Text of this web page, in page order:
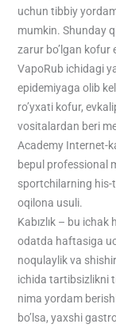
uchun tibbiy
mumkin. Shunday
zarur bo’lgan kofur
VapoRub ichidagi
epidemiyaga olib
ro’yxati kofur,
vositalardan beri
Academy Internet-
bepul professional
sportchilarning his-
oqilona usuli.
Kabızlık – bu
odatda haftasiga
noqulaylik va
ichida tartibsizlikni
nima yordam
bo’lsa, yaxshi